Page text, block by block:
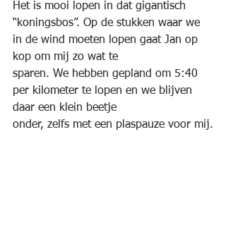
Het is mooi lopen in dat gigantisch
“koningsbos”. Op de stukken waar we
in de wind moeten lopen gaat Jan op
kop om mij zo wat te
sparen. We hebben gepland om 5:40
per kilometer te lopen en we blijven
daar een klein beetje
onder, zelfs met een plaspauze voor mij.